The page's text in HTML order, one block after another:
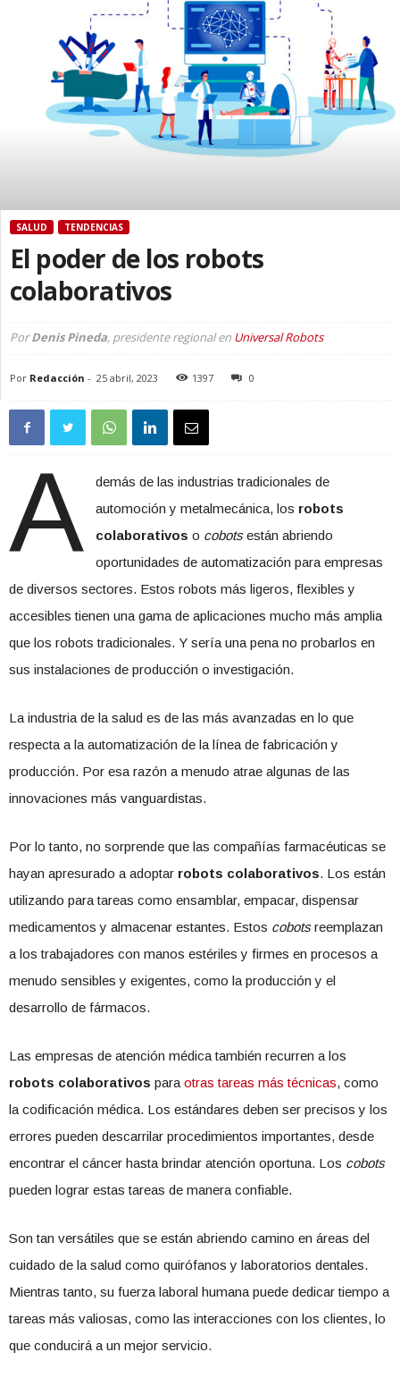
SALUD TENDENCIAS
El poder de los robots
colaborativos
PorDenis Pineda, presidente regional en Universal Robots
Por Redacción - 25 abril, 2023 1397 0
A
demás de las industrias tradicionales de
automoción y metalmecánica, los robots
colaborativos o cobotsestán abriendo
oportunidades de automatización para empresas
de diversos sectores. Estos robots más ligeros, flexibles y
accesibles tienen una gama de aplicaciones mucho más amplia
que los robots tradicionales. Y sería una pena no probarlos en
sus instalaciones de producción o investigación.
La industria de la salud es de las más avanzadas en lo que
respecta a la automatización de la línea de fabricación y
producción. Por esa razón a menudo atrae algunas de las
innovaciones más vanguardistas.
Por lo tanto, no sorprende que las compañías farmacéuticas se
hayan apresurado a adoptar robots colaborativos. Los están
utilizando para tareas como ensamblar, empacar, dispensar
medicamentos y almacenar estantes. Estos cobotsreemplazan
a los trabajadores con manos estériles y firmes en procesos a
menudo sensibles y exigentes, como la producción y el
desarrollo de fármacos.
Las empresas de atención médica también recurren a los
robots colaborativos para otras tareas más técnicas, como
la codificación médica. Los estándares deben ser precisos y los
errores pueden descarrilar procedimientos importantes, desde
encontrar el cáncer hasta brindar atención oportuna. Los cobots
pueden lograr estas tareas de manera confiable.
Son tan versátiles que se están abriendo camino en áreas del
cuidado de la salud como quirófanos y laboratorios dentales.
Mientras tanto, su fuerza laboral humana puede dedicar tiempo a
tareas más valiosas, como las interacciones con los clientes, lo
que conducirá a un mejor servicio.